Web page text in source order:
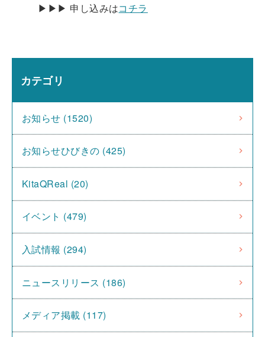
▶▶▶ 申し込みはコチラ
カテゴリ
お知らせ (1520)
お知らせひびきの (425)
KitaQReal (20)
イベント (479)
入試情報 (294)
ニュースリリース (186)
メディア掲載 (117)